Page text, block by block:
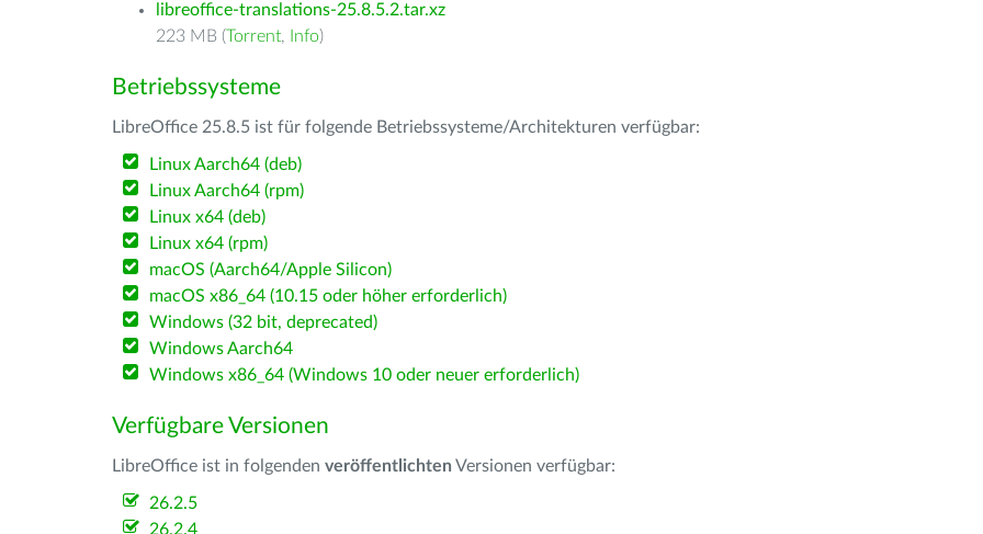
libreoffice-translations-25.8.5.2.tar.xz
223 MB (Torrent, Info)
Betriebssysteme
LibreOffice 25.8.5 ist für folgende Betriebssysteme/Architekturen verfügbar:
Linux Aarch64 (deb)
Linux Aarch64 (rpm)
Linux x64 (deb)
Linux x64 (rpm)
macOS (Aarch64/Apple Silicon)
macOS x86_64 (10.15 oder höher erforderlich)
Windows (32 bit, deprecated)
Windows Aarch64
Windows x86_64 (Windows 10 oder neuer erforderlich)
Verfügbare Versionen
LibreOffice ist in folgenden veröffentlichten Versionen verfügbar:
26.2.5
26.2.4